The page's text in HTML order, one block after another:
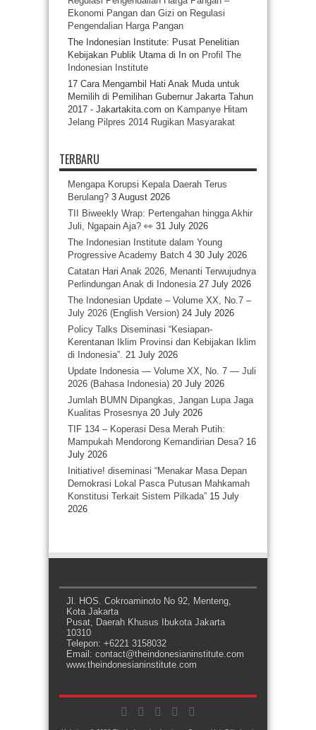
Ekonomi Pangan dan Gizi on Regulasi
Pengendalian Harga Pangan
The Indonesian Institute: Pusat Penelitian
Kebijakan Publik Utama di In on Profil The
Indonesian Institute
17 Cara Mengambil Hati Anak Muda untuk
Memilih di Pemilihan Gubernur Jakarta Tahun
2017 - Jakartakita.com on Kampanye Hitam
Jelang Pilpres 2014 Rugikan Masyarakat
TERBARU
Mengapa Korupsi Kepala Daerah Terus
Berulang? 3 August 2026
TII Biweekly Wrap: Pertengahan hingga Akhir
Juli, Ngapain Aja? 👀 31 July 2026
The Indonesian Institute dalam Young
Progressive Academy Batch 4 30 July 2026
Catatan Hari Anak 2026, Menanti Terwujudnya
Perlindungan Anak di Indonesia 27 July 2026
The Indonesian Update – Volume XX, No.7 –
July 2026 (English Version) 24 July 2026
Policy Talks Diseminasi “Kesiapan-
Kerentanan Iklim Provinsi dan Kebijakan Iklim
di Indonesia”. 21 July 2026
Update Indonesia — Volume XX, No. 7 — Juli
2026 (Bahasa Indonesia) 20 July 2026
Jumlah BUMN Dipangkas, Jangan Lupa Jaga
Kualitas Prosesnya 20 July 2026
TIF 134 – Koperasi Desa Merah Putih:
Mampukah Mendorong Kemandirian Desa? 16
July 2026
Initiative! diseminasi “Menakar Masa Depan
Demokrasi Lokal Pasca Putusan Mahkamah
Konstitusi Terkait Sistem Pilkada” 15 July
2026
Jl. HOS. Cokroaminoto No 92, Menteng,
Kota Jakarta
Pusat, Daerah Khusus Ibukota Jakarta
10310
Telepon: +6221 3158032
Email: contact@theindonesianinstitute.com
www.theindonesianinstitute.com